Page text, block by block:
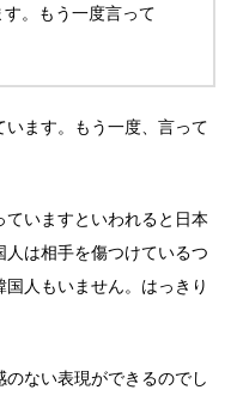
。もう一度言って
います。もう一度、言って
いますといわれると日本
人は相手を傷つけているつ
人もいません。はっきり
ない表現ができるのでし